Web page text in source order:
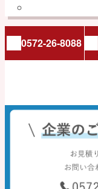
0572-26-8088